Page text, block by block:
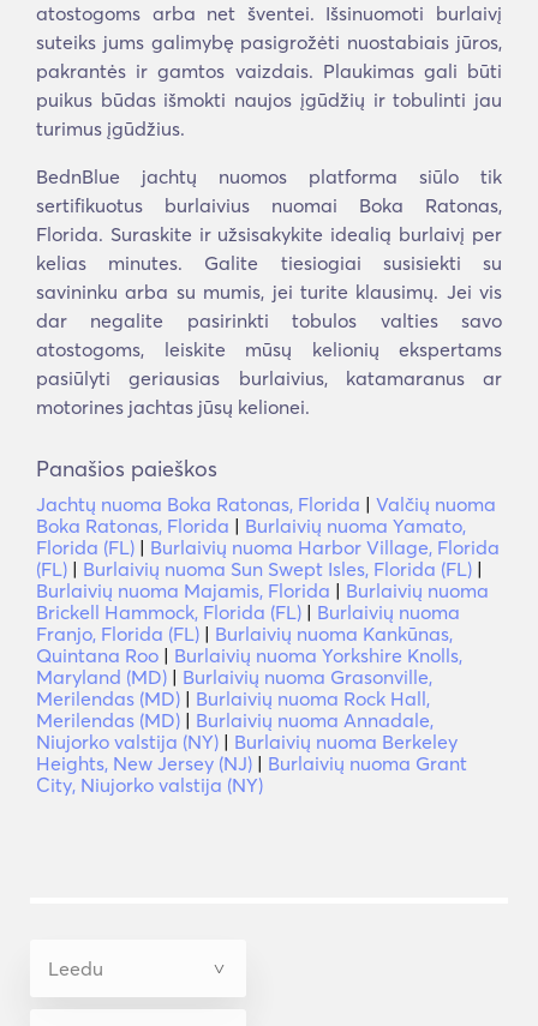
atostogoms arba net šventei. Išsinuomoti burlaivį
suteiks jums galimybę pasigrožėti nuostabiais jūros,
pakrantės ir gamtos vaizdais. Plaukimas gali būti
puikus būdas išmokti naujos įgūdžių ir tobulinti jau
turimus įgūdžius.
BednBlue jachtų nuomos platforma siūlo tik
sertifikuotus burlaivius nuomai Boka Ratonas,
Florida. Suraskite ir užsisakykite idealią burlaivį per
kelias minutes. Galite tiesiogiai susisiekti su
savininku arba su mumis, jei turite klausimų. Jei vis
dar negalite pasirinkti tobulos valties savo
atostogoms, leiskite mūsų kelionių ekspertams
pasiūlyti geriausias burlaivius, katamaranus ar
motorines jachtas jūsų kelionei.
Panašios paieškos
Jachtų nuoma Boka Ratonas, Florida | Valčių nuoma
Boka Ratonas, Florida | Burlaivių nuoma Yamato,
Florida (FL) | Burlaivių nuoma Harbor Village, Florida
(FL) | Burlaivių nuoma Sun Swept Isles, Florida (FL) |
Burlaivių nuoma Majamis, Florida | Burlaivių nuoma
Brickell Hammock, Florida (FL) | Burlaivių nuoma
Franjo, Florida (FL) | Burlaivių nuoma Kankūnas,
Quintana Roo | Burlaivių nuoma Yorkshire Knolls,
Maryland (MD) | Burlaivių nuoma Grasonville,
Merilendas (MD) | Burlaivių nuoma Rock Hall,
Merilendas (MD) | Burlaivių nuoma Annadale,
Niujorko valstija (NY) | Burlaivių nuoma Berkeley
Heights, New Jersey (NJ) | Burlaivių nuoma Grant
City, Niujorko valstija (NY)